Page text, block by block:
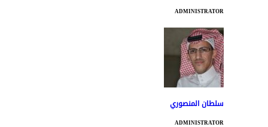
ADMINISTRATOR
سلطان المنصوري
ADMINISTRATOR